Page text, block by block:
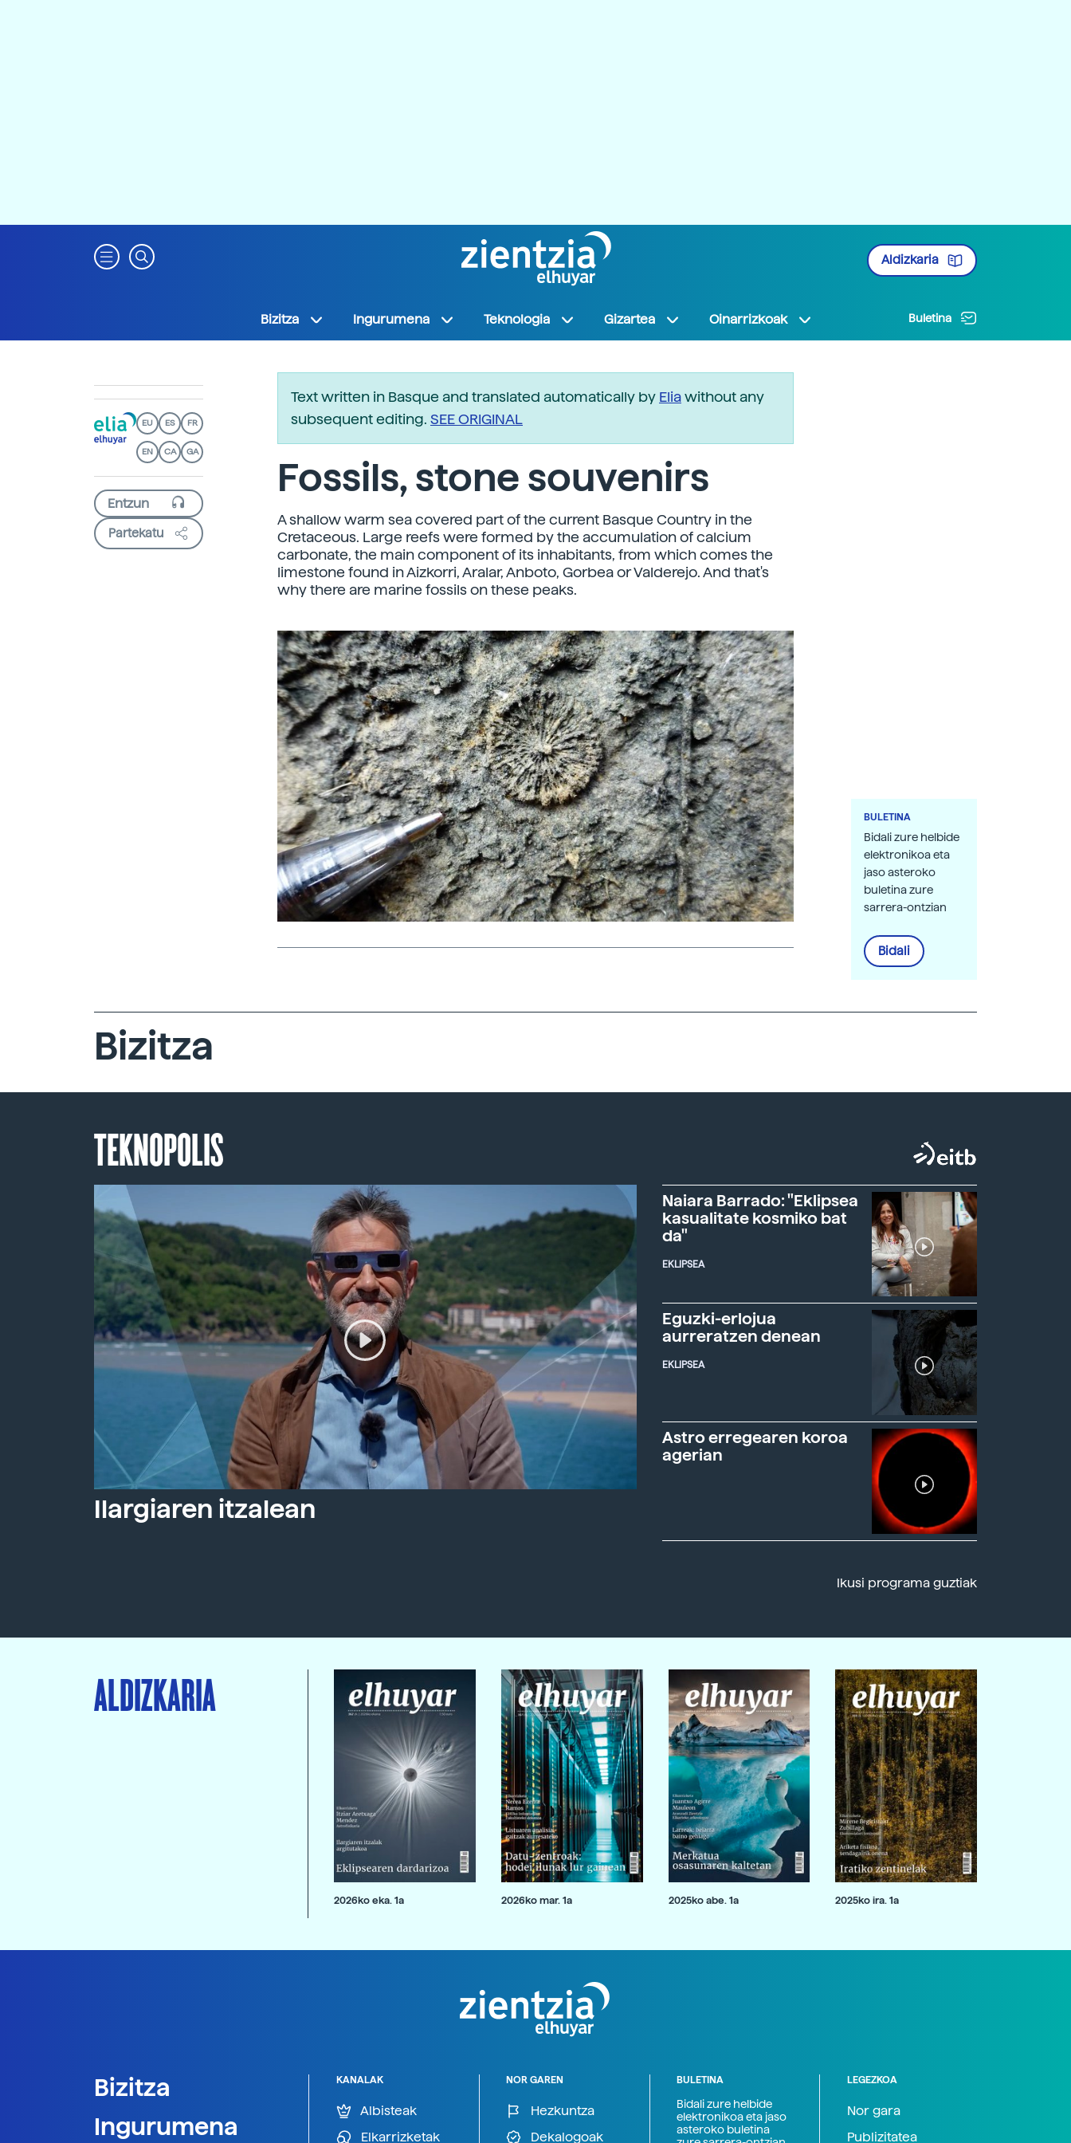
Aldizkaria
Bizitza Ingurumena Teknologia Gizartea Oinarrizkoak Buletina
EU ES FR
EN CA GA
Partekatu
Text written in Basque and translated automatically by Eliawithout any
subsequent editing. SEE ORIGINAL
Fossils, stone souvenirs
A shallow warm sea covered part of the current Basque Country in the
Cretaceous. Large reefs were formed by the accumulation of calcium
carbonate, the main component of its inhabitants, from which comes the
limestone found in Aizkorri, Aralar, Anboto, Gorbea or Valderejo. And that's
why there are marine fossils on these peaks.
BULETINA
Bidali zure helbide
elektronikoa eta
jaso asteroko
buletina zure
sarrera-ontzian
Bidali
Bizitza
TEKNOPOLIS
Ilargiaren itzalean
Naiara Barrado: "Eklipsea
kasualitate kosmiko bat
da"
EKLIPSEA
Eguzki-erlojua
aurreratzen denean
EKLIPSEA
Astro erregearen koroa
agerian
Ikusi programa guztiak
ALDIZKARIA
2026ko eka. 1a 2026ko mar. 1a 2025ko abe. 1a 2025ko ira. 1a
Bizitza
Ingurumena
KANALAK
Albisteak
Elkarrizketak
NOR GAREN
Hezkuntza
Dekalogoak
BULETINA
Bidali zure helbide
elektronikoa eta jaso
asteroko buletina
LEGEZKOA
Nor gara
Publizitatea